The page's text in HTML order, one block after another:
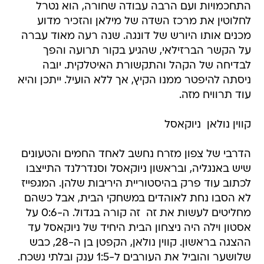
התחכמויות ועם הרבה עבודה שחורה, הוא נטרל
לחלוטין את מרכז השדה של מילאן והזכיר מדוע
מכנים אותו היורש של דונגה. שנה רעה מאוד עברה
על הקשר הברזילאי, שהגיע בקור תרועה והפך
לבדיחה של הקהל והתקשורת האיטלקית. יובה
ניסתה להיפטר ממנו הקיץ, אך ללא הועיל. ייתכן והיא
עוד תרוויח מזה.
קווין נולאן  ניוקאסל
הדרבי של צפון מזרח נחשב לאחד החמים והטעונים
שיש באנגליה, ובראשון ניוקאסל וסנדרלנד התייצבו
לכתוב עוד פרק בהיסטוריית היריבות שלהן. המגפייז
לא הסבו נחת לאוהדים במשחקי הבית, אבל כשהם
מחליטים לעשות את זה  זה קורה בגדול. ה-0:6 על
אסטון וילה היה ניצחון הבית היחיד של ניוקאסל עד
ההצגה בראשון. קווין נולאן, הקפטן בן ה-28, כבש
שלושער והוביל את העורבים ל-1:5 ענק ובלתי נשכח.